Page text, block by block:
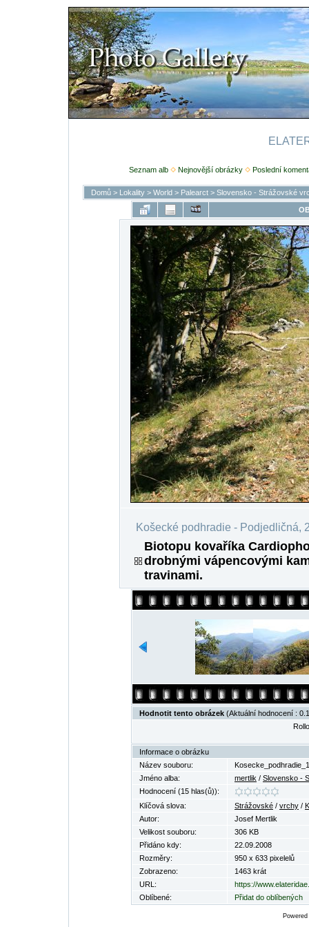
Seznam alb Nejnovější obrázky Poslední
Domů> Lokality> World> Palearct> Slovensko - Strážovské
Košecké podhradie - Podjedličná,
Biotopu kovaříka
drobnými vápencovými
travinami.
Hodnotit tento obrázek (Aktuální hodnocení :
Informace o obrázku
Název souboru:
Jméno alba:
mertlik / Slovensko -
Hodnocení (15 hlas(ů)):
Klíčová slova:
Strážovské / vrchy /
Autor:
Josef Mertlik
Velikost souboru:
306 KB
Přidáno kdy:
22.09.2008
Rozměry:
950 x 633 pixelelů
Zobrazeno:
1463 krát
URL:
https://
Oblíbené:
Přidat do oblíbených